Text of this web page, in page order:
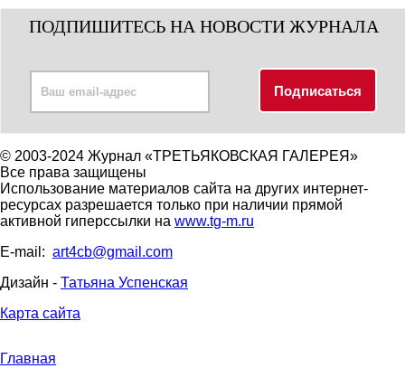
ПОДПИШИТЕСЬ НА НОВОСТИ ЖУРНАЛА
© 2003-2024 Журнал «ТРЕТЬЯКОВСКАЯ ГАЛЕРЕЯ»
Все права защищены
Использование материалов сайта на других интернет-
ресурсах разрешается только при наличии прямой
активной гиперссылки на www.tg-m.ru
E-mail: art4cb@gmail.com
Дизайн - Татьяна Успенская
Карта сайта
Главная